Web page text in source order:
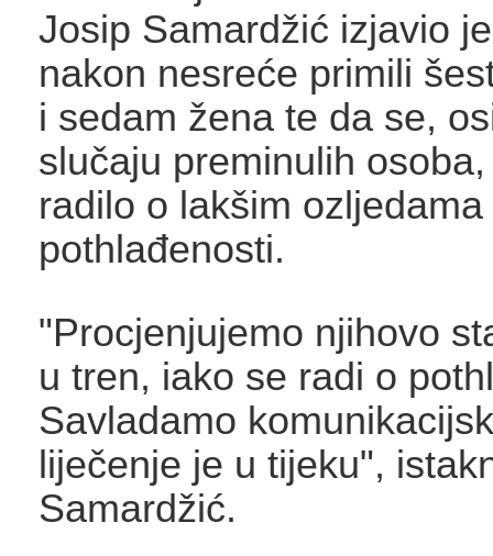
Josip Samardžić izjavio
nakon nesreće primili
i sedam žena te da se,
slučaju preminulih
radilo o lakšim ozljedama
pothlađenosti.
"Procjenjujemo njihovo
u tren, iako se radi o
Savladamo
liječenje je u tijeku",
Samardžić.